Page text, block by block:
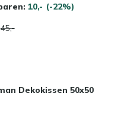
10,- (-22%)
45,-
Dekokissen 50x50